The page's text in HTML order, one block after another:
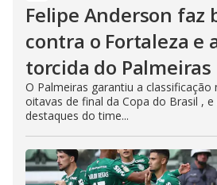
Felipe Anderson faz
contra o Fortaleza e
torcida do Palmeiras
O Palmeiras garantiu a
oitavas de final da Copa do Brasil ,
destaques do time...